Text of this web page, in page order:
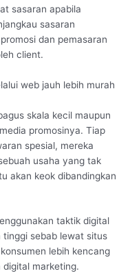
sasaran apabila
sasaran
dan pemasaran
client.
web jauh lebih murah
skala kecil maupun
promosinya. Tiap
spesial, mereka
usaha yang tak
akan keok dibandingkan
taktik digital
tinggi sebab lewat situs
lebih kencang
marketing.